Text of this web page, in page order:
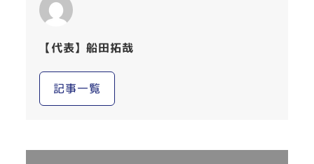
【代表】船田拓哉
記事一覧